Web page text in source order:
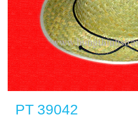
PT 39042